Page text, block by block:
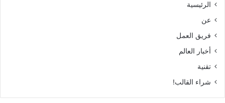
الرئيسية
عن
فريق العمل
أخبار العالم
تقنية
شراء القالب!